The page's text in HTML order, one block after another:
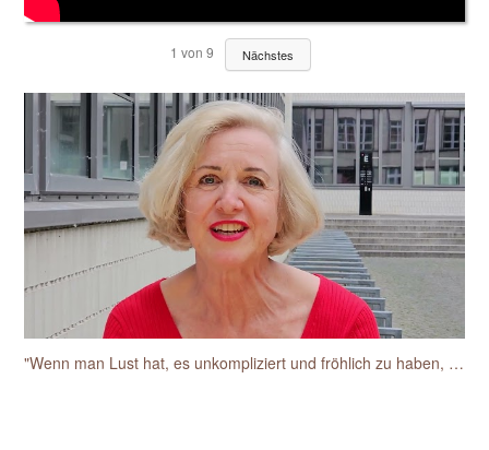
1 von 9 Nächstes
"Wenn man Lust hat, es unkompliziert und fröhlich zu haben, dann ist das einfach toll mit der Sylke"